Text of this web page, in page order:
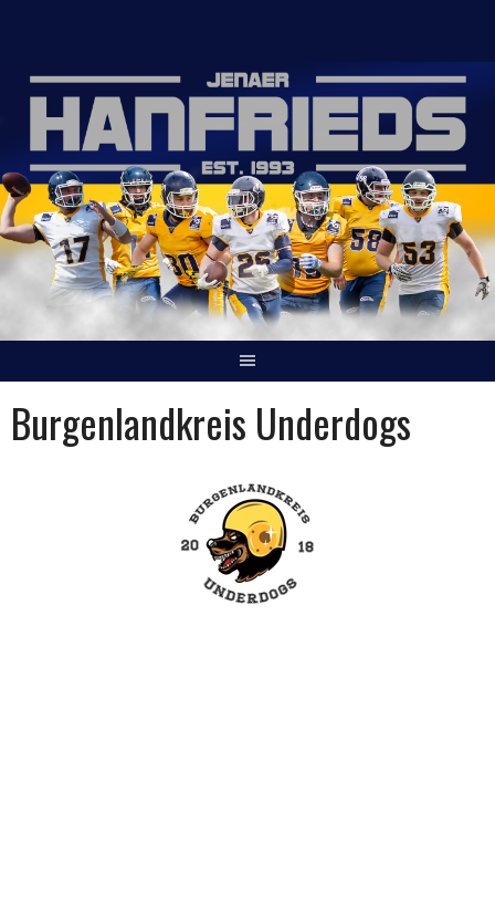
Burgenlandkreis Underdogs